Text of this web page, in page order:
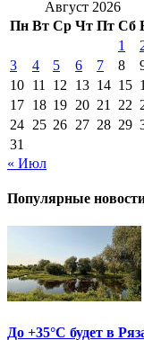
Август 2026
Пн Вт Ср Чт Пт Сб
1
3
4 5 6 7 8
10 11 12 13 14 15
17 18 19 20 21 22
24 25 26 27 28 29
31
« Июл
Популярные
До +35°С будет в